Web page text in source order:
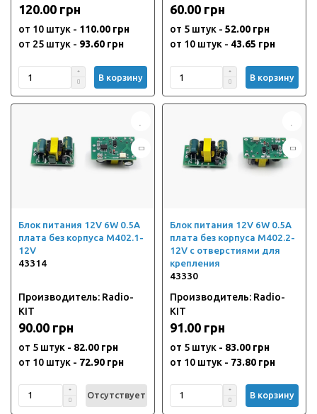
120.00 грн
от 10 штук - 110.00 грн
от 25 штук - 93.60 грн
В корзину
60.00 грн
от 5 штук - 52.00 грн
от 10 штук - 43.65 грн
В корзину
Блок питания 12V 6W 0.5A
плата без корпуса M402.1-
12V
43314
Производитель: Radio-
KIT
90.00 грн
от 5 штук - 82.00 грн
от 10 штук - 72.90 грн
Отсутствует
Блок питания 12V 6W 0.5A
плата без корпуса M402.2-
12V с отверстиями для
крепления
43330
Производитель: Radio-
KIT
91.00 грн
от 5 штук - 83.00 грн
от 10 штук - 73.80 грн
В корзину